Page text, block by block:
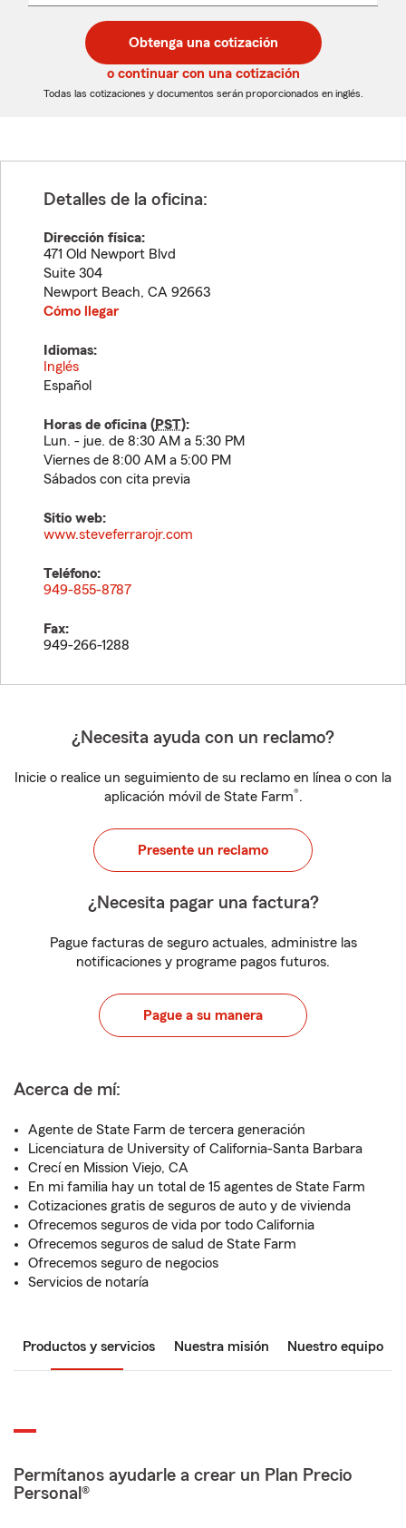
desplegable
de
5
dígitos
de
5
dígitos
Obtenga una cotización
o continuar con una cotización
Todas las cotizaciones y documentos serán proporcionados en inglés.
Detalles de la oficina:
Dirección física:
471 Old Newport Blvd
Suite 304
Newport Beach, CA 92663
Cómo llegar
Idiomas:
Inglés
Español
Horas de oficina (PST):
Lun. - jue. de 8:30 AM a 5:30 PM
Viernes de 8:00 AM a 5:00 PM
Sábados con cita previa
Sitio web:
www.steveferrarojr.com
Teléfono:
949-855-8787
Fax:
949-266-1288
¿Necesita ayuda con un reclamo?
Inicie o realice un seguimiento de su reclamo en línea o con la
aplicación móvil de State Farm®.
Presente un reclamo
¿Necesita pagar una factura?
Pague facturas de seguro actuales, administre las
notificaciones y programe pagos futuros.
Pague a su manera
Acerca de mí:
Agente de State Farm de tercera generación
Licenciatura de University of California-Santa Barbara
Crecí en Mission Viejo, CA
En mi familia hay un total de 15 agentes de State Farm
Cotizaciones gratis de seguros de auto y de vivienda
Ofrecemos seguros de vida por todo California
Ofrecemos seguros de salud de State Farm
Ofrecemos seguro de negocios
Servicios de notaría
Productos y servicios Nuestra misión Nuestro equipo
Permítanos ayudarle a crear un Plan Precio
Personal®